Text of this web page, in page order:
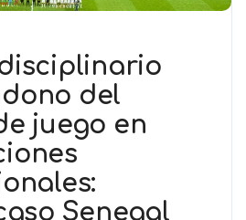
del
juego en
Senegal